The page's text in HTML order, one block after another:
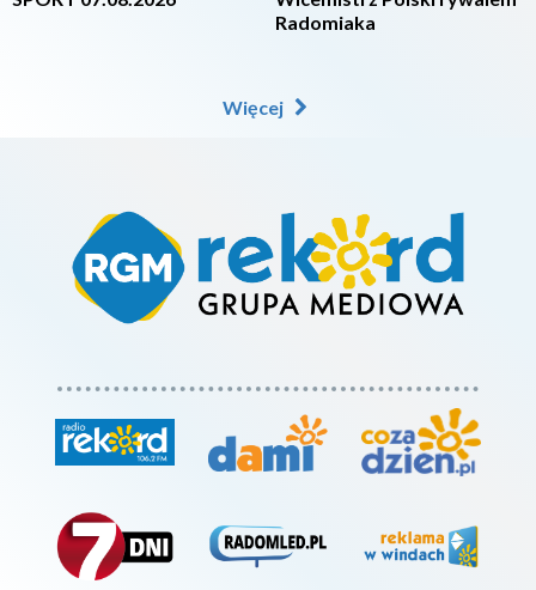
Radomiaka
Więcej